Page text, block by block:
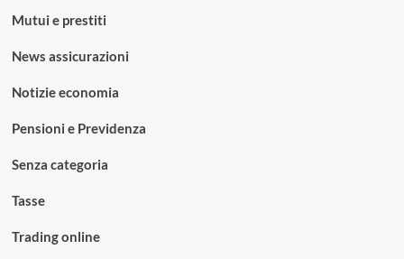
Mutui e prestiti
News assicurazioni
Notizie economia
Pensioni e Previdenza
Senza categoria
Tasse
Trading online